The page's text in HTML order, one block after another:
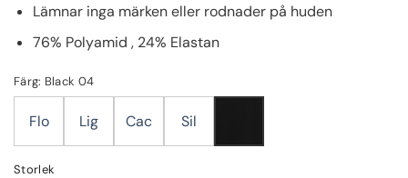
Lämnar inga märken eller rodnader på huden
76% Polyamid , 24% Elastan
Färg: Black 04
Flo Lig Cac Sil
Storlek